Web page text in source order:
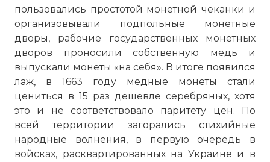
пользовались простотой монетной чеканки и
организовывали подпольные монетные
дворы, рабочие государственных монетных
дворов проносили собственную медь и
выпускали монеты «на себя». В итоге появился
лаж, в 1663 году медные монеты стали
цениться в 15 раз дешевле серебряных, хотя
это и не соответствовало паритету цен. По
всей территории загорались стихийные
народные волнения, в первую очередь в
войсках, расквартированных на Украине и в